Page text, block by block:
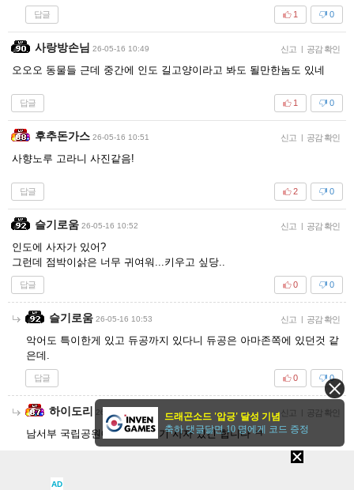
답글 0
1
사랑방손님 26-05-16 10:49 신고 | 공감 확인
오오오 동물들 근데 중간에 인도 길고양이라고 봐도 될만한놈도 있네
답글 0
1
후추돈가스 26-05-16 10:51 신고 | 공감 확인
사향노루 고라니 사진같음!
답글 0
2
슬기로움 26-05-16 10:52 신고 | 공감 확인
인도에 사자가 있어?
그런데 점박이삵은 너무 귀여워...키우고 싶당..
답글 0
0
슬기로움 26-05-16 10:53 신고 | 공감 확인
악어도 특이한게 있고 듀공까지 있다니 듀공은 아마존쪽에 있던것 같
은데.
답글 0
0
하이도리 26-05-16 11:00 신고 | 공감 확인
남서부 국립공원에만 멸종 위기 사자 있긴 합니다 ㅋ
2
AD
드래곤소드 '압긍' 달성 기념
축하 댓글달면 10 명에게 코드 증정